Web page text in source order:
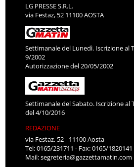
LG PRESSE S.R.L.
via Festaz, 52 11100 AOSTA
Settimanale del Lunedì. Iscrizione al
9/2002
Autorizzazione del 20/05/2002
Settimanale del Sabato. Iscrizione al
del 4/10/2016
REDAZIONE
via Festaz, 52 - 11100 Aosta
Tel: 0165/231711 - Fax: 0165/1820141
Mail:segreteria@gazzettamatin.com